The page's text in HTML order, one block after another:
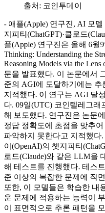
출처: 코인투데이
- 애플(Apple) 연구진, AI 모
지피티(ChatGPT)·클로드
플(Apple) 연구진은 올해 6월
Thinking: Understanding the
Reasoning Models via the
문을 발표했다. 이 논문에서
준의 AGI에 도달하기에는
지적했다. 이 연구는 AGI 달
다. 09일(UTC) 코인텔레그래
해 보도했다. 연구진은 논문
정답 정확도에 초점을 맞추
파악하지 못한다고 지적했
이(OpenAI)의 챗지피티
로드(Claude)와 같은 LLM을
해 테스트를 진행했다. 테스
준 이상의 복잡한 문제에 직
또한, 이 모델들은 학습한 내
운 문제에 적용하는 능력이
이 표면적으로 추론 패턴을